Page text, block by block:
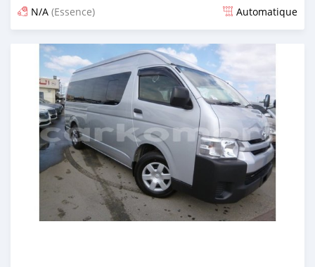
N/A (Essence) Automatique
Publié il y a presque 7 ans